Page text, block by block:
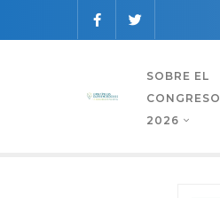
SOBRE EL
CONGRESO
2026